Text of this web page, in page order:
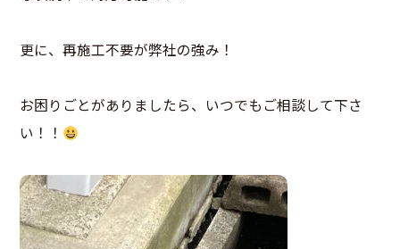
更に、再施工不要が弊社の強み！
お困りごとがありましたら、いつでもご相談して下さ
い！！